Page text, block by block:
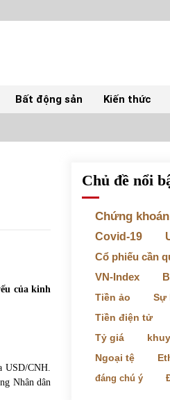
Bất động sản Kiến thức
Top 10
nhất tháng
Bất ổn từ
31/
Chứng
phiếu nổi
cổ
13/10/
của kinh
USD/CNH.
Nhân dân
Chủ đề nổi
Chứng khoán
Covid-19
Cổ phiếu cần
VN-Index
Tiền ảo
Sự
Tiền điện tử
Tỷ giá
Ngoại tệ
đáng chú ý